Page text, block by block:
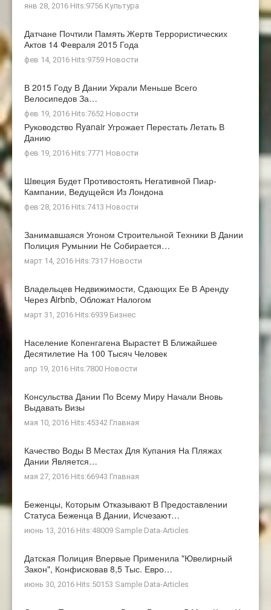
янв 28, 2016 Hits:9756 Культура
Датчане Почтили Память Жертв Террористических
Актов 14 Февраля 2015 Года
фев 14, 2016 Hits:9759 Новости
В 2015 Году В Дании Украли Меньше Всего
Велосипедов За…
фев 19, 2016 Hits:7652 Новости
Руководство Ryanair Угрожает Перестать Летать В
Данию
фев 19, 2016 Hits:7771 Новости
Швеция Будет Противостоять Негативной Пиар-
Кампании, Ведущейся Из Лондона
фев 28, 2016 Hits:7413 Новости
Занимавшаяся Угоном Строительной Техники В Дании
Полиция Румынии Не Cобирается…
март 14, 2016 Hits:7317 Новости
Владельцев Недвижимости, Сдающих Ее В Аренду
Через Airbnb, Обложат Налогом
март 31, 2016 Hits:6939 Бизнес
Население Копенгагена Вырастет В Ближайшее
Десятилетие На 100 Тысяч Человек
апр 19, 2016 Hits:7800 Новости
Консульства Дании По Всему Миру Начали Вновь
Выдавать Визы
мая 10, 2016 Hits:45342 Главная
Качество Воды В Местах Для Купания На Пляжах
Дании Является…
мая 27, 2016 Hits:66943 Главная
Беженцы, Которым Отказывают В Предоставлении
Статуса Беженца В Дании, Исчезают…
июнь 13, 2016 Hits:48009 Sample Data-Articles
Датская Полиция Впервые Применила "ювелирный
Закон", Конфисковав 8,5 Тыс. Евро…
июнь 30, 2016 Hits:50153 Sample Data-Articles